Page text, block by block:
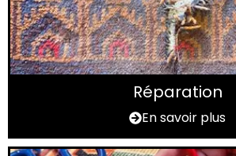
Réparation
En savoir plus